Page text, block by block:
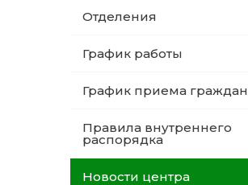
Отделения
График работы
График приема граждан
Правила внутреннего
распорядка
Новости центра